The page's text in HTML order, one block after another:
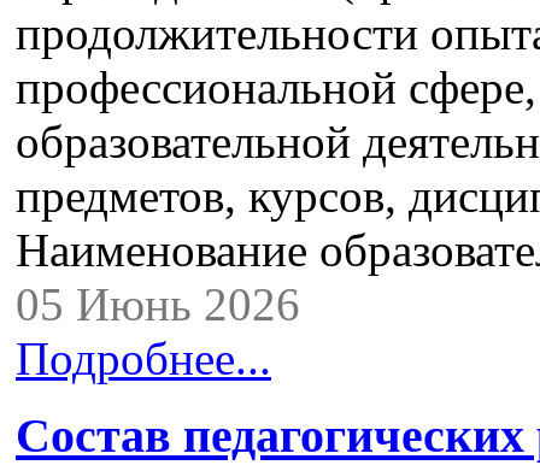
продолжительности
профессиональной
образовательной
предметов, курсов,
Наименование
05 Июнь 2026
Подробнее...
Состав